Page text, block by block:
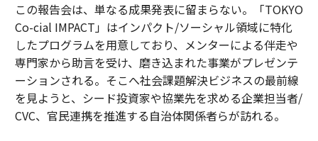
この報告会は、単なる成果発表に留まらない。「TOKYO
Co-cial IMPACT」はインパクト/ソーシャル領域に特化
したプログラムを用意しており、メンターによる伴走や
専門家から助言を受け、磨き込まれた事業がプレゼンテ
ーションされる。そこへ社会課題解決ビジネスの最前線
を見ようと、シード投資家や協業先を求める企業担当者/
CVC、官民連携を推進する自治体関係者らが訪れる。